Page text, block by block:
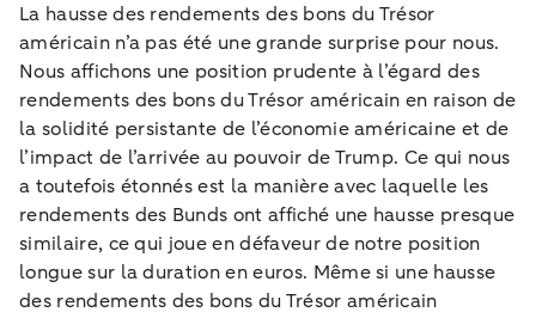
La hausse des rendements des bons du Trésor
américain n’a pas été une grande surprise pour nous.
Nous affichons une position prudente à l’égard des
rendements des bons du Trésor américain en raison de
la solidité persistante de l’économie américaine et de
l’impact de l’arrivée au pouvoir de Trump. Ce qui nous
a toutefois étonnés est la manière avec laquelle les
rendements des Bunds ont affiché une hausse presque
similaire, ce qui joue en défaveur de notre position
longue sur la duration en euros. Même si une hausse
des rendements des bons du Trésor américain